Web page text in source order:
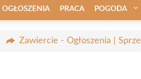
OGŁOSZENIA PRACA POGODA
Zawiercie - Ogłoszenia |